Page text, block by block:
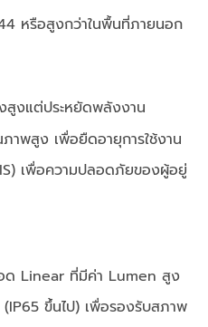
หรือสูงกว่าในพื้นที่ภายนอก
สูงแต่ประหยัดพลังงาน
าพสูง เพื่อยืดอายุการใช้งาน
เพื่อความปลอดภัยของผู้อยู่
ด Linear ที่มีค่า Lumen สูง
ขึ้นไป) เพื่อรองรับสภาพ